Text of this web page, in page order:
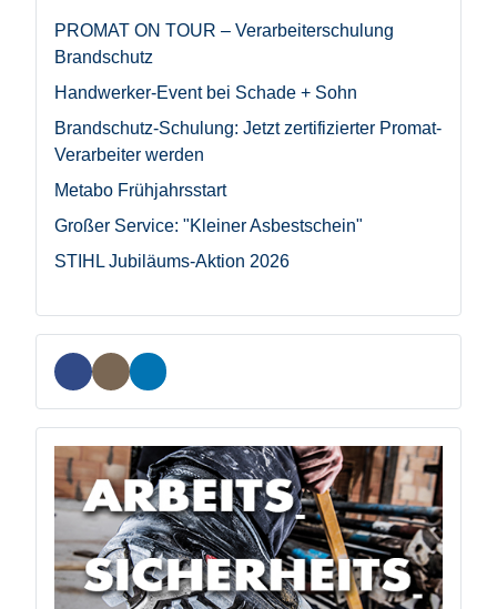
PROMAT ON TOUR – Verarbeiterschulung
Brandschutz
Handwerker-Event bei Schade + Sohn
Brandschutz-Schulung: Jetzt zertifizierter Promat-
Verarbeiter werden
Metabo Frühjahrsstart
Großer Service: "Kleiner Asbestschein"
STIHL Jubiläums-Aktion 2026